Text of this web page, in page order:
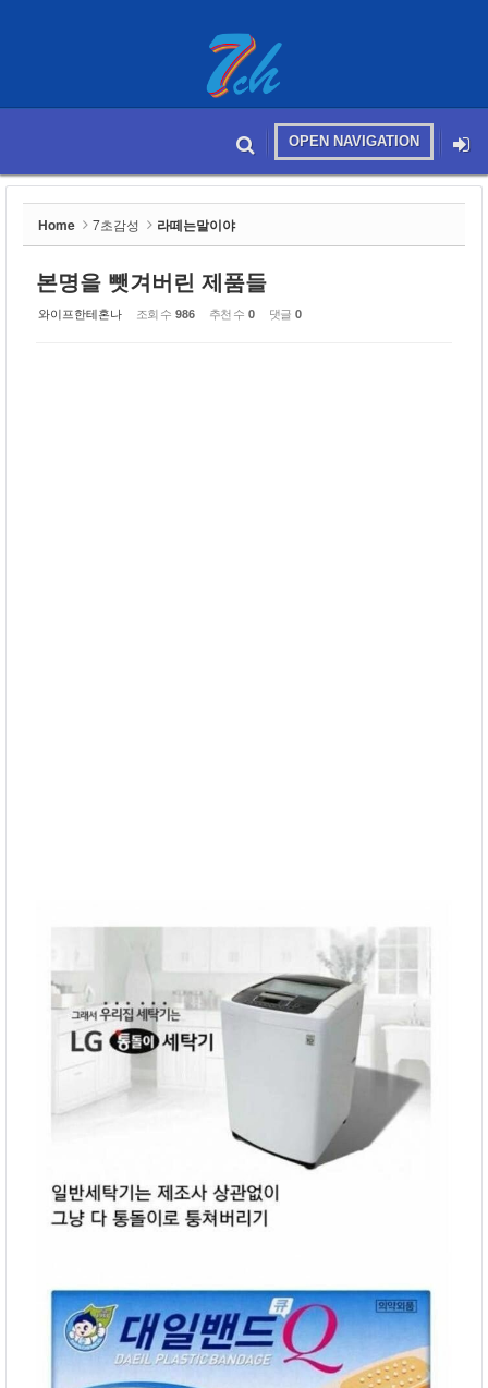
메뉴 건너뛰기
OPEN NAVIGATION
본문시작
Home 7초감성 라떼는말이야
본명을 뺏겨버린 제품들
와이프한테혼나 조회 수 986 추천 수 0 댓글 0
Sketchbook5, 스케치북5
Sketchbook5, 스케치북5